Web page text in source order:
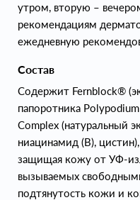
утром, вторую –
рекомендациям
ежедневную
Состав
Содержит Fernblock®
папоротника
Complex (натуральный
ниацинамид (В),
защищая кожу от УФ-
вызываемых
подтянутость кожи и